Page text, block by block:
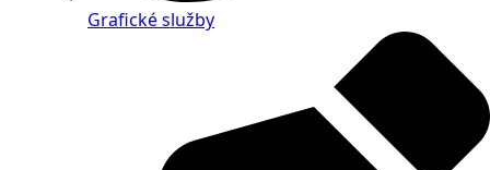
Grafické služby